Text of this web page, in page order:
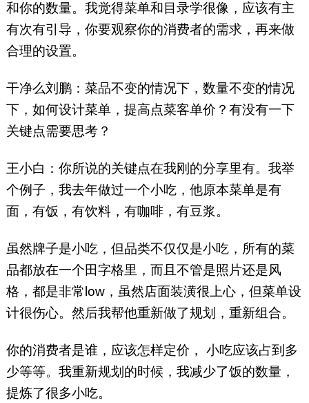
和你的数量。我觉得菜单和目录学很像，应该有主
有次有引导，你要观察你的消费者的需求，再来做
合理的设置。
干净么刘鹏：菜品不变的情况下，数量不变的情况
下，如何设计菜单，提高点菜客单价？有没有一下
关键点需要思考？
王小白：你所说的关键点在我刚的分享里有。我举
个例子，我去年做过一个小吃，他原本菜单是有
面，有饭，有饮料，有咖啡，有豆浆。
虽然牌子是小吃，但品类不仅仅是小吃，所有的菜
品都放在一个田字格里，而且不管是照片还是风
格，都是非常low，虽然店面装潢很上心，但菜单设
计很伤心。然后我帮他重新做了规划，重新组合。
你的消费者是谁，应该怎样定价， 小吃应该占到多
少等等。我重新规划的时候，我减少了饭的数量，
提炼了很多小吃。